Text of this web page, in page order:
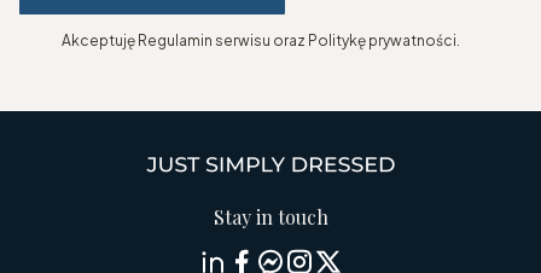
Akceptuję Regulamin serwisu oraz Politykę prywatności.
Stay in touch